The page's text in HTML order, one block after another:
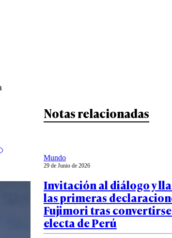
Notas relacionadas
Mundo
29 de Junio de 2026
Invitación al diálogo y
las primeras
Fujimori tras
electa de Perú